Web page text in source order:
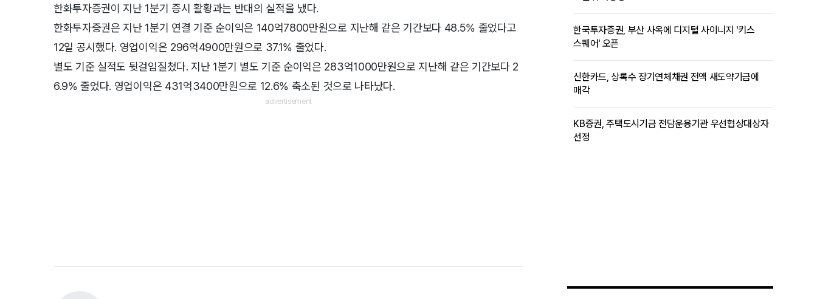
한화투자증권이 지난 1분기 증시 활황과는 반대의 실적을 냈다.
한화투자증권은 지난 1분기 연결 기준 순이익은 140억7800만원으로 지난해 같은 기간보다 48.5% 줄었다고
12일 공시했다. 영업이익은 296억4900만원으로 37.1% 줄었다.
별도 기준 실적도 뒷걸임질쳤다. 지난 1분기 별도 기준 순이익은 283억1000만원으로 지난해 같은 기간보다 2
6.9% 줄었다. 영업이익은 431억3400만원으로 12.6% 축소된 것으로 나타났다.
한국투자증권, 부산 사옥에 디지털 사이니지 '키스
스퀘어' 오픈
신한카드, 상록수 장기연체채권 전액 새도약기금에
매각
KB증권, 주택도시기금 전담운용기관 우선협상대상자
선정